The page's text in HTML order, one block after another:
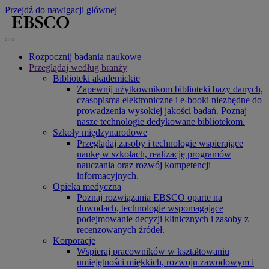
Przejdź do nawigacji głównej
Rozpocznij badania naukowe
Przeglądaj według branży
Biblioteki akademickie
Zapewnij użytkownikom biblioteki bazy danych,
czasopisma elektroniczne i e-booki niezbędne do
prowadzenia wysokiej jakości badań. Poznaj
nasze technologie dedykowane bibliotekom.
Szkoły międzynarodowe
Przeglądaj zasoby i technologie wspierające
naukę w szkołach, realizację programów
nauczania oraz rozwój kompetencji
informacyjnych.
Opieka medyczna
Poznaj rozwiązania EBSCO oparte na
dowodach, technologie wspomagające
podejmowanie decyzji klinicznych i zasoby z
recenzowanych źródeł.
Korporacje
Wspieraj pracowników w kształtowaniu
umiejętności miękkich, rozwoju zawodowym i